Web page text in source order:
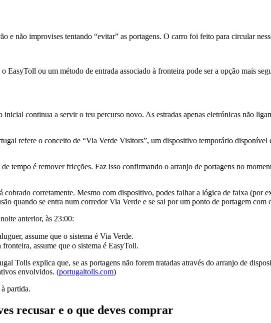
e não improvises tentando “evitar” as portagens. O carro foi feito para circular
ou um método de entrada associado à fronteira pode ser a opção mais
continua a servir o teu percurso novo. As estradas apenas eletrónicas não
refere o conceito de “Via Verde Visitors”, um dispositivo temporário disponível
tempo é remover fricções. Faz isso confirmando o arranjo de portagens no
cobrado corretamente. Mesmo com dispositivo, podes falhar a lógica de faixa (por
quando se entra num corredor Via Verde e se sai por um ponto de portagem com
anterior, às 23:00:
assume que o sistema é Via Verde.
assume que o sistema é EasyToll.
Tolls explica que, se as portagens não forem tratadas através do arranjo de
envolvidos. (portugaltolls.com)
partida.
recusar e o que deves comprar